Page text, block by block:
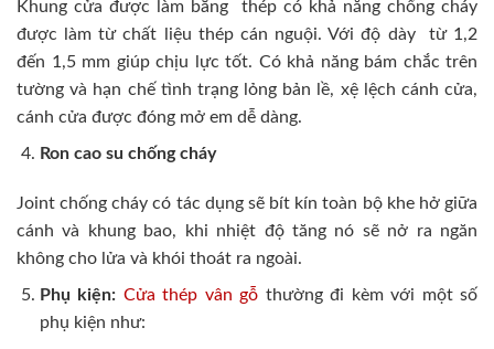
Khung cửa được làm bằng thép có khả năng chống cháy
được làm từ chất liệu thép cán nguội. Với độ dày từ 1,2
đến 1,5 mm giúp chịu lực tốt. Có khả năng bám chắc trên
tường và hạn chế tình trạng lỏng bản lề, xệ lệch cánh cửa,
cánh cửa được đóng mở em dễ dàng.
Ron cao su chống cháy
Joint chống cháy có tác dụng sẽ bít kín toàn bộ khe hở giữa
cánh và khung bao, khi nhiệt độ tăng nó sẽ nở ra ngăn
không cho lửa và khói thoát ra ngoài.
Phụ kiện: Cửa thép vân gỗ thường đi kèm với một số
phụ kiện như: